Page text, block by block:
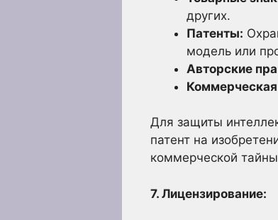
других.
Патенты:
модель или
Авторские
Для защиты
патент на
коммерческой
7. Лицензирование: